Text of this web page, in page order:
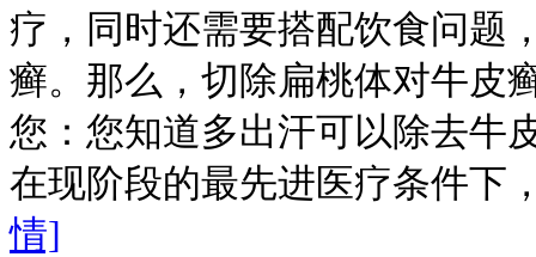
疗，同时还需要搭配饮食问题
癣。那么，切除扁桃体对牛皮
您：您知道多出汗可以除去牛
在现阶段的最先进医疗条件下
情]